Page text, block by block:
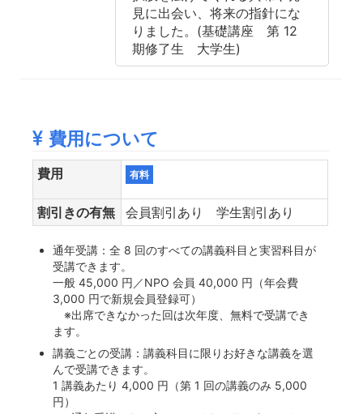
見に出会い、将来の指針にな
りました。(基礎講座 第 12
期修了生 大学生)
費用について
費用 有料
割引きの有無 会員割引あり 学生割引あり
通年受講：全 8 回のすべての講義科目と実習科目が
受講できます。
一般 45,000 円／NPO 会員 40,000 円（年会費
3,000 円で新規会員登録可）
※出席できなかった回は次年度、無料で受講でき
ます。
講義ごとの受講：講義科目に限りお好きな講義を選
んで受講できます。
1 講義あたり 4,000 円（第 1 回の講義のみ 5,000
円）